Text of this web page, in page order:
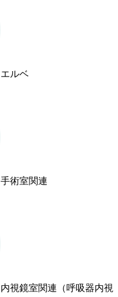
エルベ
手術室関連
内視鏡室関連（呼吸器内視